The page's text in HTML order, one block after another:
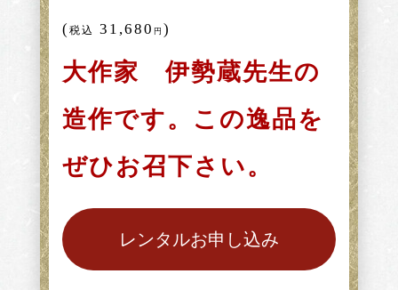
( 税込 31,680 円 )
大作家 伊勢蔵先生の
造作です。この逸品を
ぜひお召下さい。
レンタルお申し込み